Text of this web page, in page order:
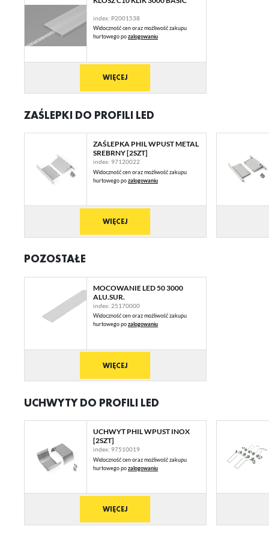
index: P2001538
Widoczność cen oraz możliwość zakupu
hurtowego pozalogowaniu
WIĘCEJ
ZAŚLEPKI DO PROFILI LED
ZAŚLEPKA PHIL WPUST METAL
SREBRNY [2SZT]
index: 97120022
Widoczność cen oraz możliwość zakupu
hurtowego pozalogowaniu
WIĘCEJ
POZOSTAŁE
MOCOWANIE LED 50 3000
ALU.SUR.
index: 25170000
Widoczność cen oraz możliwość zakupu
hurtowego pozalogowaniu
WIĘCEJ
UCHWYTY DO PROFILI LED
UCHWYT PHIL WPUST INOX
[2SZT]
index: 97510019
Widoczność cen oraz możliwość zakupu
hurtowego pozalogowaniu
WIĘCEJ